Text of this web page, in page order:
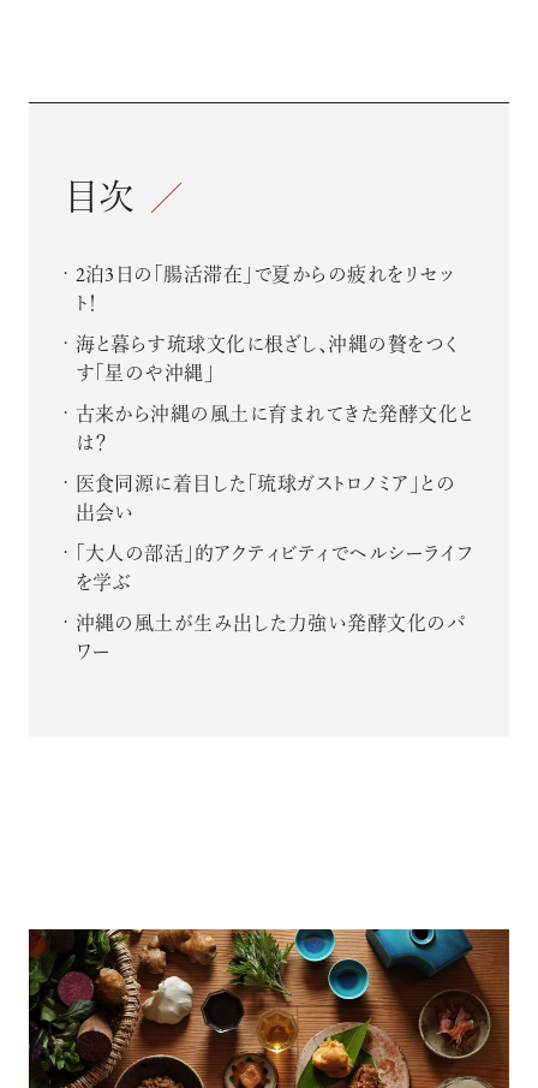
目次
2泊3日の「腸活滞在」で夏からの疲れをリセッ
ト！
海と暮らす琉球文化に根ざし、沖縄の贅をつく
す「星のや沖縄」
古来から沖縄の風土に育まれてきた発酵文化と
は？
医食同源に着目した「琉球ガストロノミア」との
出会い
「大人の部活」的アクティビティでヘルシーライフ
を学ぶ
沖縄の風土が生み出した力強い発酵文化のパ
ワー